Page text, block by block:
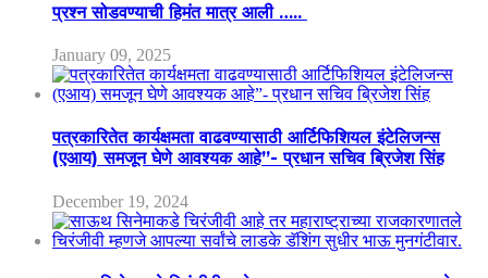
प्रश्न सोडवण्याची हिमंत मात्र आली …..
January 09, 2025
पत्रकारितेत कार्यक्षमता वाढवण्यासाठी आर्टिफिशियल इंटेलिजन्स
(एआय) समजून घेणे आवश्यक आहे”- प्रधान सचिव ब्रिजेश सिंह
December 19, 2024